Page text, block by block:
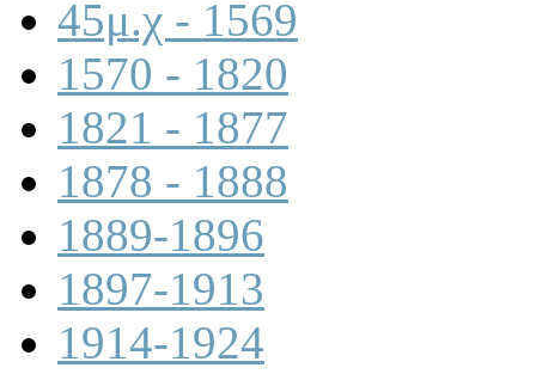
45μ.χ - 1569
1570 - 1820
1821 - 1877
1878 - 1888
1889-1896
1897-1913
1914-1924